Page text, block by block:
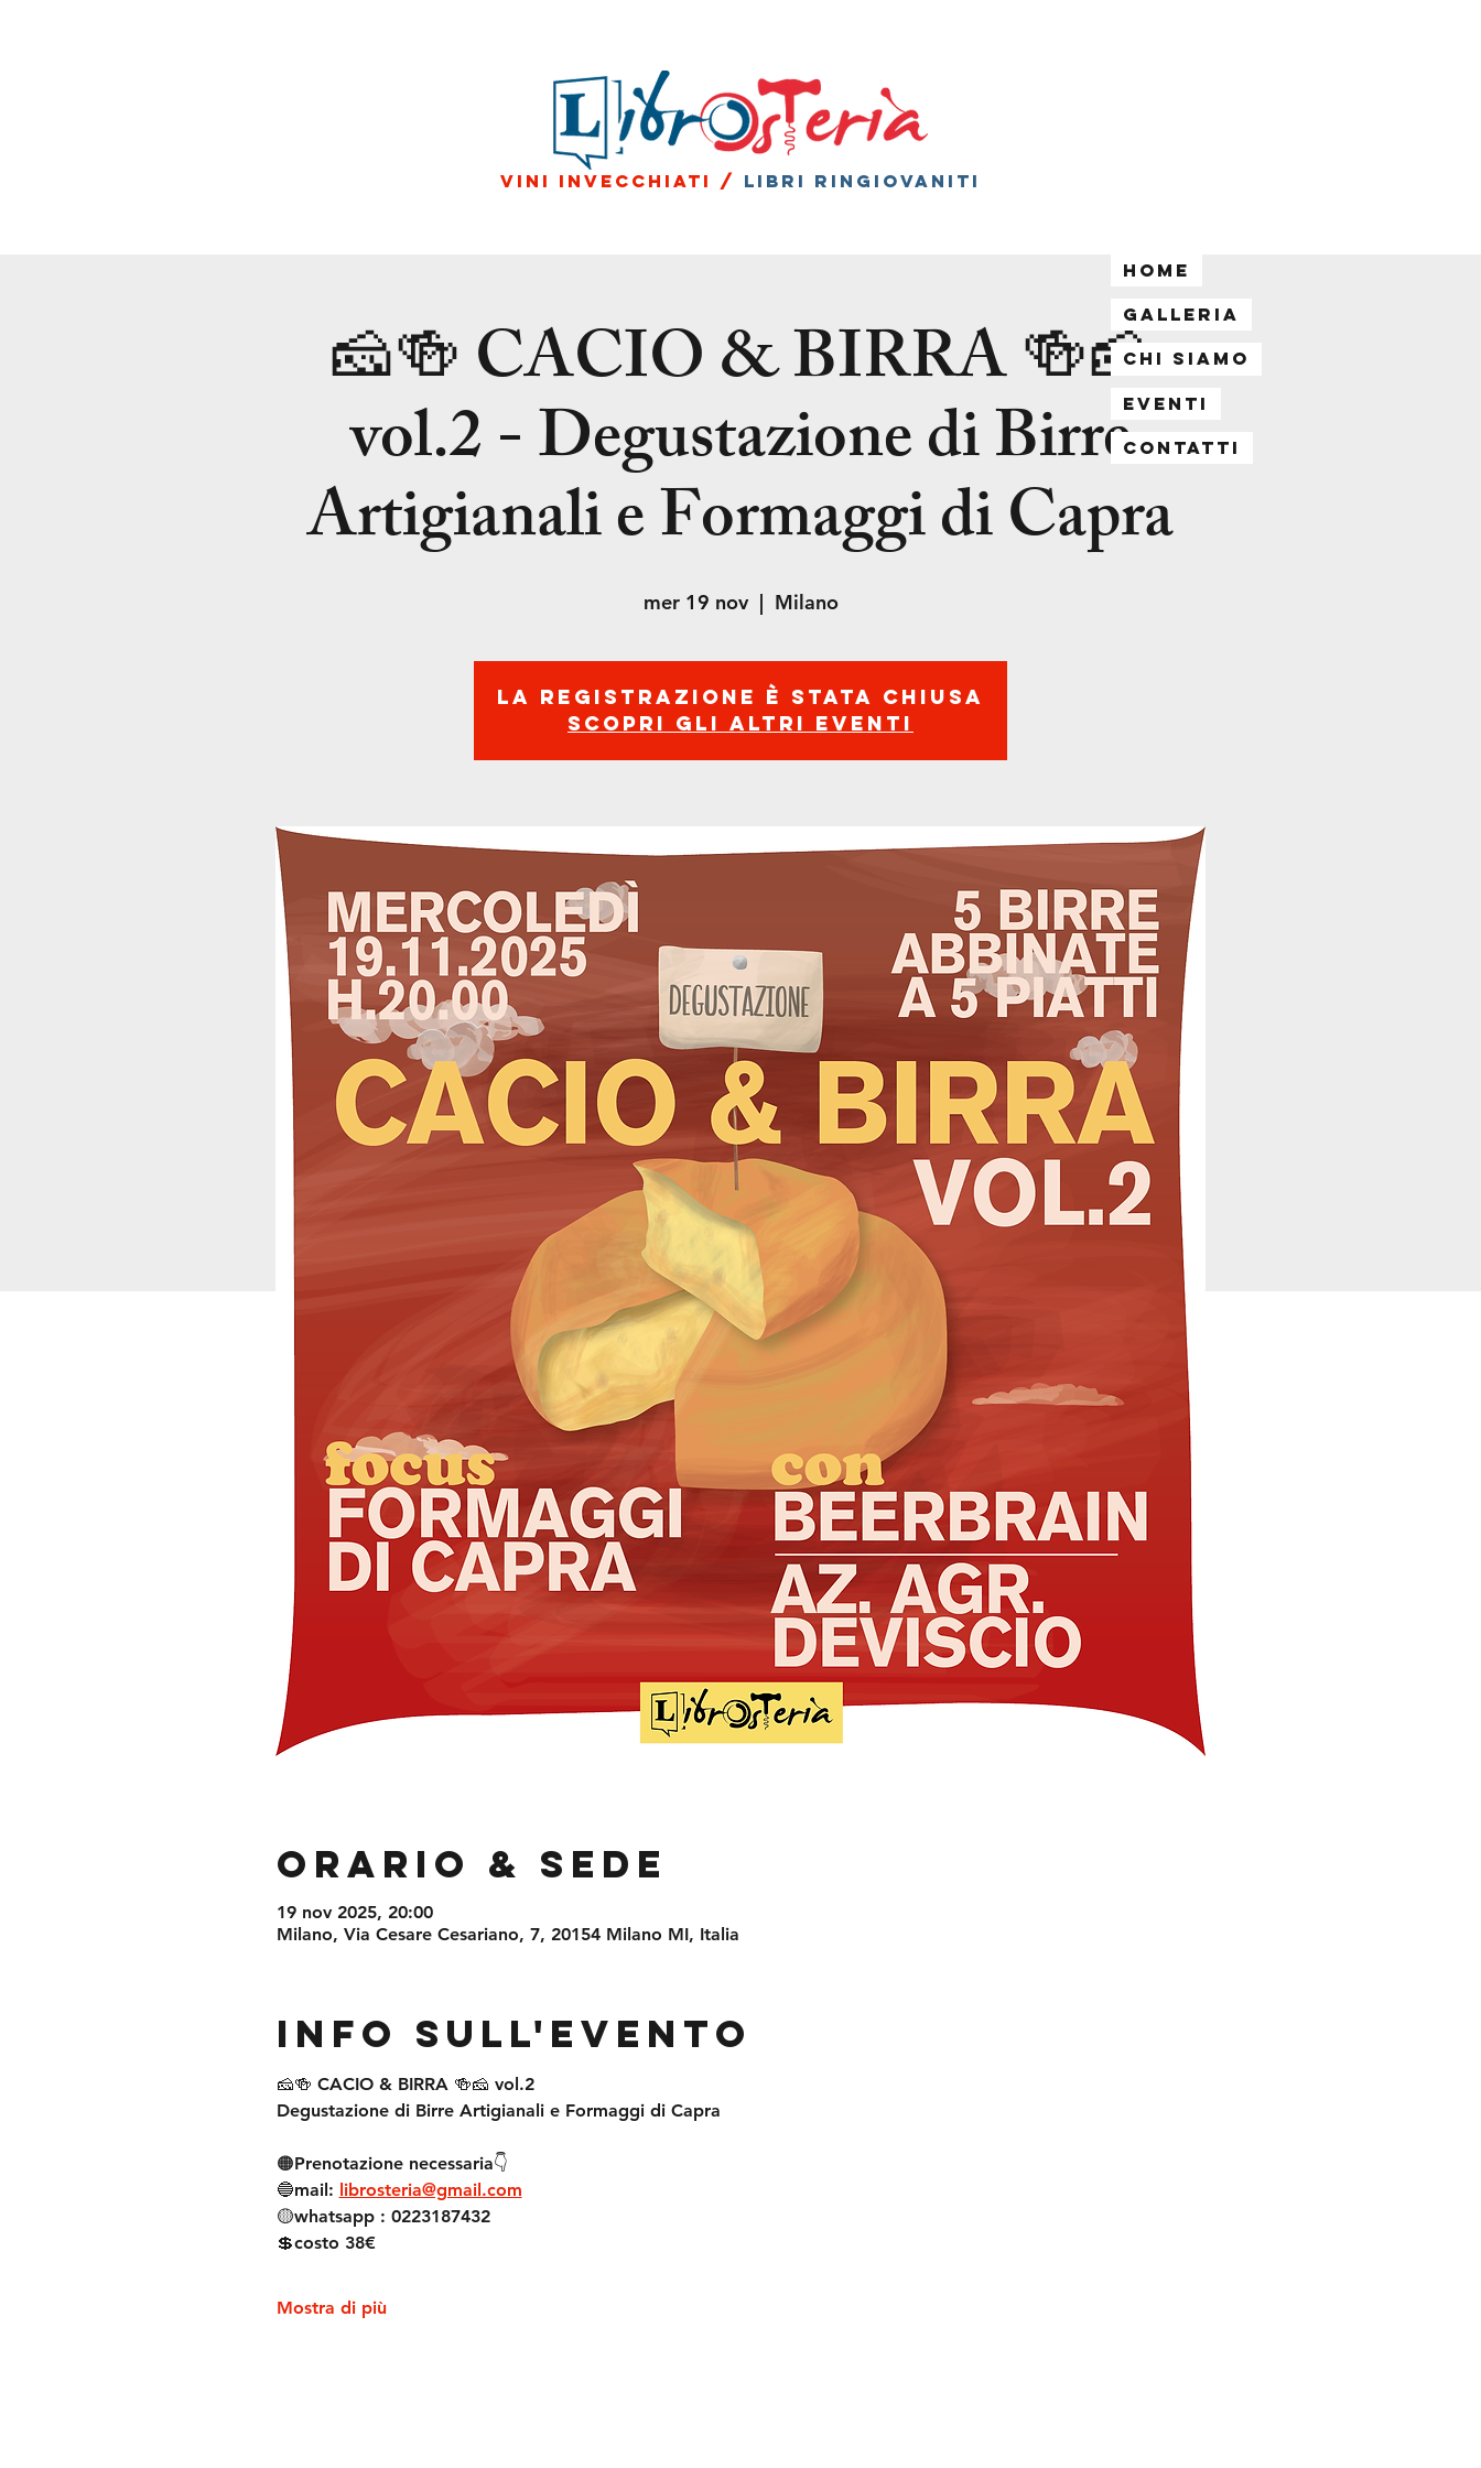
vini invecchiati / libri ringiovaniti
🧀🍻 CACIO & BIRRA 🍻🧀
vol.2 - Degustazione di Birre
Artigianali e Formaggi di Capra
mer 19 nov
  |
Milano
La registrazione è stata chiusa
Scopri gli altri eventi
Orario & Sede
19 nov 2025, 20:00
Milano, Via Cesare Cesariano, 7, 20154 Milano MI, Italia
Info sull'evento
🧀🍻 CACIO & BIRRA 🍻🧀 vol.2
Degustazione di Birre Artigianali e Formaggi di Capra
🟠Prenotazione necessaria👇
🔵mail: librosteria@gmail.com
🟡whatsapp : 0223187432
💲costo 38€
Mostra di più
Home
Galleria
Chi siamo
Eventi
Contatti